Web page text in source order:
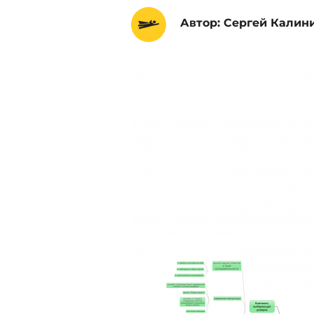
Автор: Сергей